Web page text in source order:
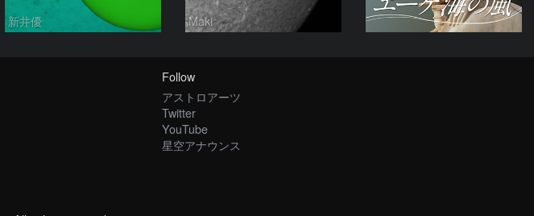
新井優 Maki
Follow
アストロアーツ
Twitter
YouTube
星空アナウンス